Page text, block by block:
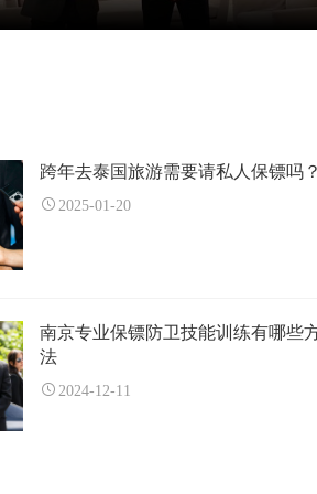
跨年去泰国旅游需要请私人保镖吗
2025-01-20
南京专业保镖防卫技能训练有哪些
法
2024-12-11